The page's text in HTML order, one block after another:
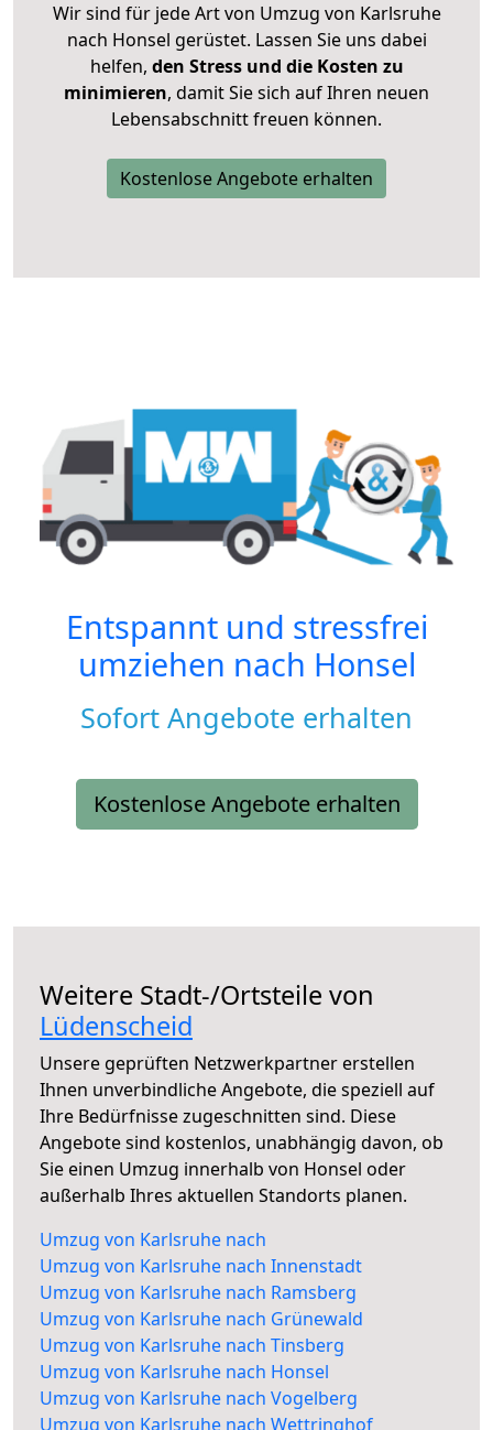
Wir sind für jede Art von Umzug von Karlsruhe
nach Honsel gerüstet. Lassen Sie uns dabei
helfen, den Stress und die Kosten zu
minimieren, damit Sie sich auf Ihren neuen
Lebensabschnitt freuen können.
Kostenlose Angebote erhalten
Entspannt und stressfrei
umziehen nach Honsel
Sofort Angebote erhalten
Kostenlose Angebote erhalten
Weitere Stadt-/Ortsteile von
Lüdenscheid
Unsere geprüften Netzwerkpartner erstellen
Ihnen unverbindliche Angebote, die speziell auf
Ihre Bedürfnisse zugeschnitten sind. Diese
Angebote sind kostenlos, unabhängig davon, ob
Sie einen Umzug innerhalb von Honsel oder
außerhalb Ihres aktuellen Standorts planen.
Umzug von Karlsruhe nach
Umzug von Karlsruhe nach Innenstadt
Umzug von Karlsruhe nach Ramsberg
Umzug von Karlsruhe nach Grünewald
Umzug von Karlsruhe nach Tinsberg
Umzug von Karlsruhe nach Honsel
Umzug von Karlsruhe nach Vogelberg
Umzug von Karlsruhe nach Wettringhof